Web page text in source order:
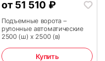
36
от 51 510 ₽
Подъемные ворота –
рулонные автоматические
2500 (ш) х 2500 (в)
Купить